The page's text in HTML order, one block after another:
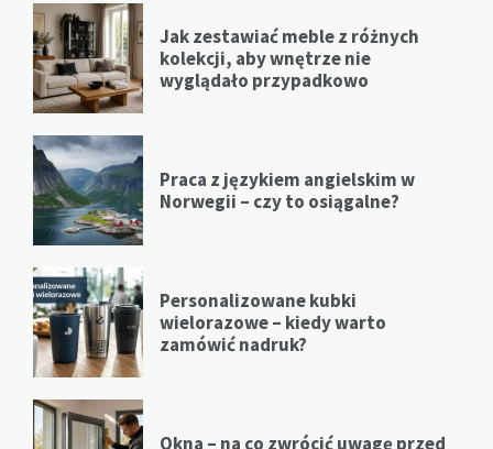
Jak zestawiać meble z różnych
kolekcji, aby wnętrze nie
wyglądało przypadkowo
Praca z językiem angielskim w
Norwegii – czy to osiągalne?
Personalizowane kubki
wielorazowe – kiedy warto
zamówić nadruk?
Okna – na co zwrócić uwagę przed